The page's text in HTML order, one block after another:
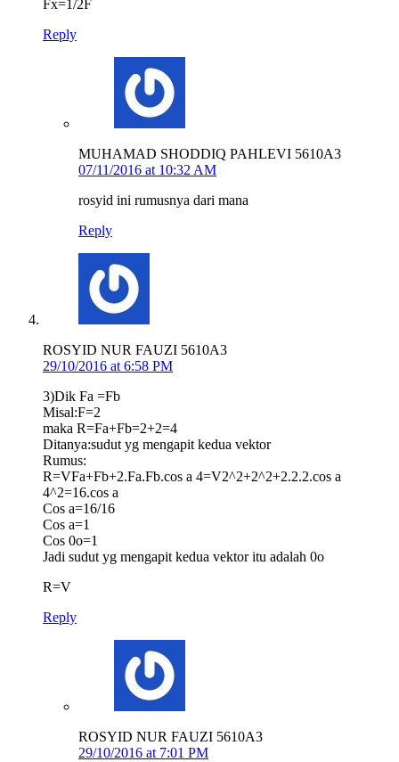
Fx=1/2F
Reply
MUHAMAD SHODDIQ PAHLEVI 5610A3
07/11/2016 at 10:32 AM
rosyid ini rumusnya dari mana
Reply
ROSYID NUR FAUZI 5610A3
29/10/2016 at 6:58 PM
3)Dik Fa =Fb
Misal:F=2
maka R=Fa+Fb=2+2=4
Ditanya:sudut yg mengapit kedua vektor
Rumus:
R=VFa+Fb+2.Fa.Fb.cos a 4=V2^2+2^2+2.2.2.cos a
4^2=16.cos a
Cos a=16/16
Cos a=1
Cos 0o=1
Jadi sudut yg mengapit kedua vektor itu adalah 0o
R=V
Reply
ROSYID NUR FAUZI 5610A3
29/10/2016 at 7:01 PM